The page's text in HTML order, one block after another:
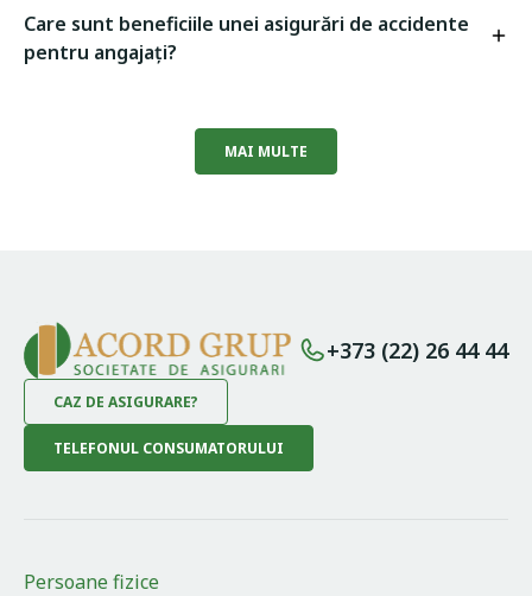
Care sunt beneficiile unei asigurări de accidente
pentru angajați?
MAI MULTE
+373 (22) 26 44 44
CAZ DE ASIGURARE?
TELEFONUL CONSUMATORULUI
Persoane fizice